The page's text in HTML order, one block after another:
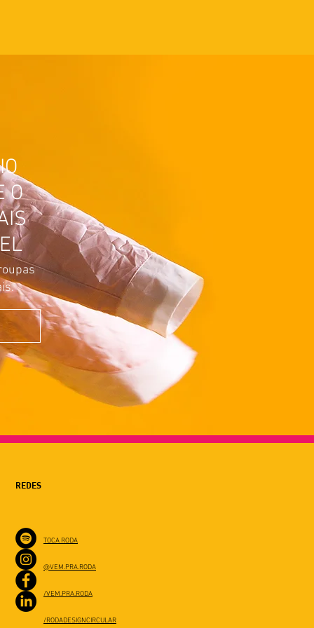
O
REDES
TOCA RODA
@VEM.PRA.RODA
/VEM.PRA.RODA
/RODADESIGNCIRCULAR